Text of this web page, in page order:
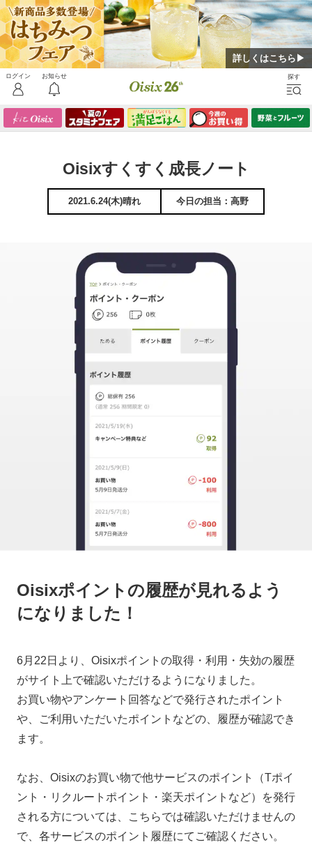
詳しくはこちら▶
Oisixすくすく成長ノート
2021.6.24(木)晴れ 今日の担当：高野
Oisixポイントの履歴が見れるよう
になりました！
6月22日より、Oisixポイントの取得・利用・失効の履歴
がサイト上で確認いただけるようになりました。
お買い物やアンケート回答などで発行されたポイント
、ご利用いただいたポイントなどの、履歴が確認でき
ます。
なお、Oisixのお買い物で他サービスのポイント（Tポイ
ント・リクルートポイント・楽天ポイントなど）を発行
される方については、こちらでは確認いただけませんの
で、各サービスのポイント履歴にてご確認ください。